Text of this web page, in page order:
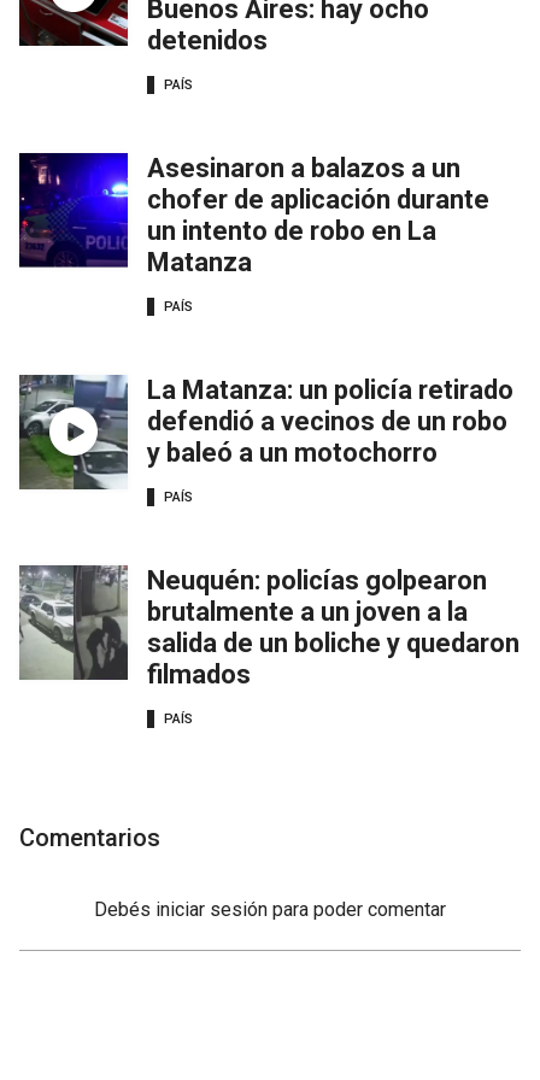
Buenos Aires: hay ocho
detenidos
PAÍS
Asesinaron a balazos a un
chofer de aplicación durante
un intento de robo en La
Matanza
PAÍS
La Matanza: un policía retirado
defendió a vecinos de un robo
y baleó a un motochorro
PAÍS
Neuquén: policías golpearon
brutalmente a un joven a la
salida de un boliche y quedaron
filmados
PAÍS
Comentarios
Debés iniciar sesión para poder comentar